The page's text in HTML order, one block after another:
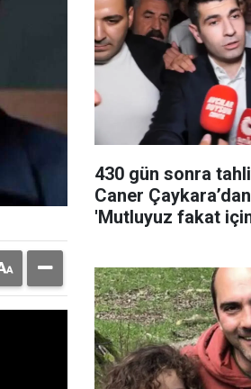
430 gün sonra
Caner
'Mutluyuz fakat